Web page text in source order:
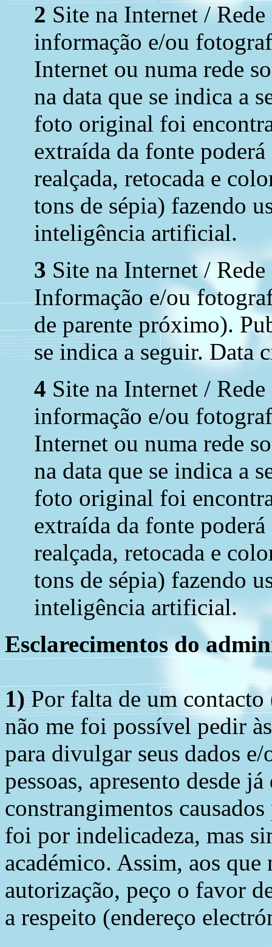
2 Site na Internet /
informação e/ou
Internet ou numa rede
na data que se indica a
foto original foi
extraída da fonte
realçada, retocada e
tons de sépia) fazendo
inteligência artificial.
3 Site na Internet /
Informação e/ou
de parente próximo).
se indica a seguir. Data
4 Site na Internet /
informação e/ou
Internet ou numa rede
na data que se indica a
foto original foi
extraída da fonte
realçada, retocada e
tons de sépia) fazendo
inteligência artificial.
Esclarecimentos do
1) Por falta de um
não me foi possível pedir
para divulgar seus dados
pessoas, apresento desde
constrangimentos
foi por indelicadeza, mas
académico. Assim, aos
autorização, peço o favor
a respeito (endereço